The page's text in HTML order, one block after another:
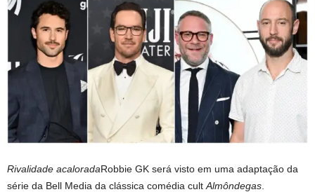
Rivalidade acaloradaRobbie GK será visto em uma adaptação da
série da Bell Media da clássica comédia cult Almôndegas